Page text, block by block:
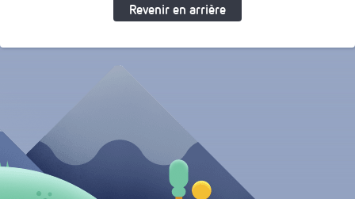
Revenir en arrière